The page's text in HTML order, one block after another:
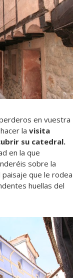
en vuestra
la visita
su catedral.
en la que
sobre la
que le rodea
huellas del